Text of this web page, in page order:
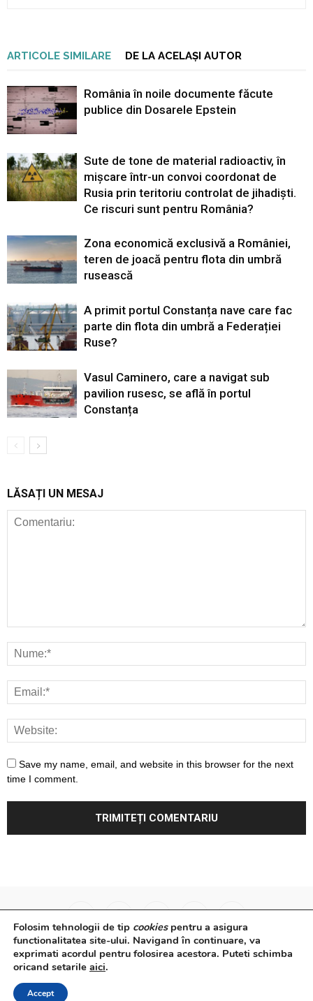
ARTICOLE SIMILARE DE LA ACELAȘI AUTOR
România în noile documente făcute
publice din Dosarele Epstein
Sute de tone de material radioactiv, în
mișcare într-un convoi coordonat de
Rusia prin teritoriu controlat de jihadiști.
Ce riscuri sunt pentru România?
Zona economică exclusivă a României,
teren de joacă pentru flota din umbră
rusească
A primit portul Constanța nave care fac
parte din flota din umbră a Federației
Ruse?
Vasul Caminero, care a navigat sub
pavilion rusesc, se află în portul
Constanța
LĂSAȚI UN MESAJ
Save my name, email, and website in this browser for the next
time I comment.
Surse Primare Analize Interviuri
Video
Rapoarte epidemiologice
Folosim tehnologii de tip cookiespentru a asigura
functionalitatea site-ului. Navigand în continuare, va
exprimati acordul pentru folosirea acestora. Puteti schimba
oricand setarile aici.
Accept